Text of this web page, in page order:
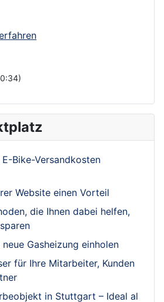
Bike-Versandkosten
Website einen Vorteil
die Ihnen dabei helfen,
Gasheizung einholen
für Ihre Mitarbeiter, Kunden
in Stuttgart – Ideal al